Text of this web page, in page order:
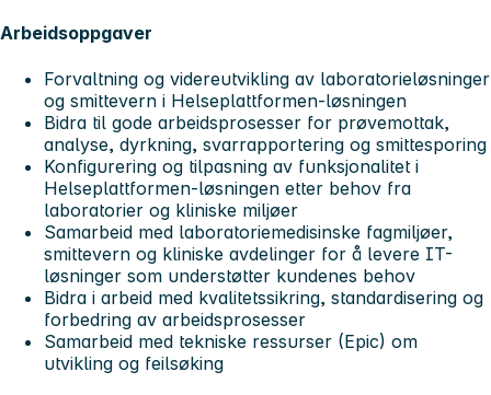
Arbeidsoppgaver
Forvaltning og videreutvikling av laboratorieløsninger
og smittevern i Helseplattformen-løsningen
Bidra til gode arbeidsprosesser for prøvemottak,
analyse, dyrkning, svarrapportering og smittesporing
Konfigurering og tilpasning av funksjonalitet i
Helseplattformen-løsningen etter behov fra
laboratorier og kliniske miljøer
Samarbeid med laboratoriemedisinske fagmiljøer,
smittevern og kliniske avdelinger for å levere IT-
løsninger som understøtter kundenes behov
Bidra i arbeid med kvalitetssikring, standardisering og
forbedring av arbeidsprosesser
Samarbeid med tekniske ressurser (Epic) om
utvikling og feilsøking